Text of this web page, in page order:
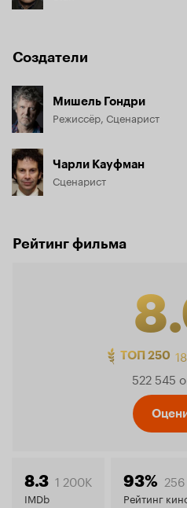
Создатели
Мишель Гондри
Режиссёр, Сценарист
Чарли Кауфман
Сценарист
Рейтинг фильма
8.0
ТОП 250
522 545
8.3 1 200K
IMDb
93% 256
Рейтинг